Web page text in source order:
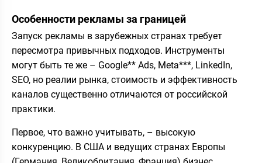
Особенности рекламы за границей
Запуск рекламы в зарубежных странах требует
пересмотра привычных подходов. Инструменты
могут быть те же – Google** Ads, Meta***, LinkedIn,
SEO, но реалии рынка, стоимость и эффективность
каналов существенно отличаются от российской
практики.
Первое, что важно учитывать, – высокую
конкуренцию. В США и ведущих странах Европы